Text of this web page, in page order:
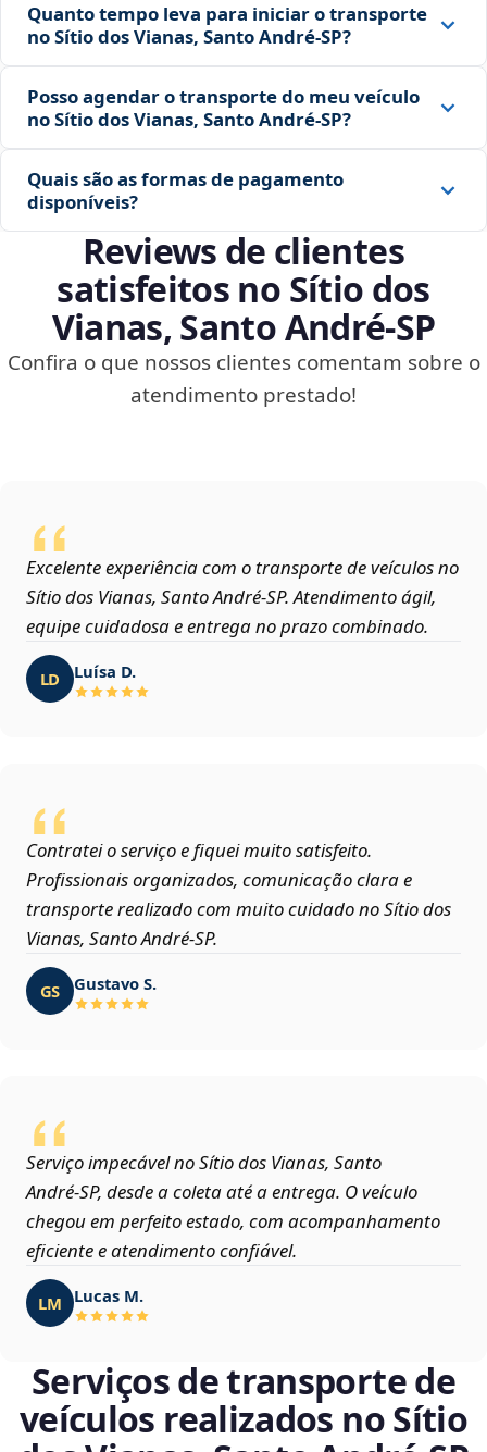
Quanto tempo leva para iniciar o transporte
no Sítio dos Vianas, Santo André‑SP?
Posso agendar o transporte do meu veículo
no Sítio dos Vianas, Santo André‑SP?
Quais são as formas de pagamento
disponíveis?
Reviews de clientes
satisfeitos no Sítio dos
Vianas, Santo André‑SP
Confira o que nossos clientes comentam sobre o
atendimento prestado!
Excelente experiência com o transporte de veículos no
Sítio dos Vianas, Santo André‑SP. Atendimento ágil,
equipe cuidadosa e entrega no prazo combinado.
LD Luísa D.
Contratei o serviço e fiquei muito satisfeito.
Profissionais organizados, comunicação clara e
transporte realizado com muito cuidado no Sítio dos
Vianas, Santo André‑SP.
GS Gustavo S.
Serviço impecável no Sítio dos Vianas, Santo
André‑SP, desde a coleta até a entrega. O veículo
chegou em perfeito estado, com acompanhamento
eficiente e atendimento confiável.
LM Lucas M.
Serviços de transporte de
veículos realizados no Sítio